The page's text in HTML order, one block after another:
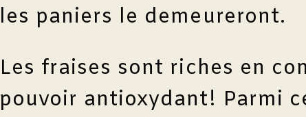
les paniers le demeureront.
Les fraises sont riches en
pouvoir antioxydant! Parmi